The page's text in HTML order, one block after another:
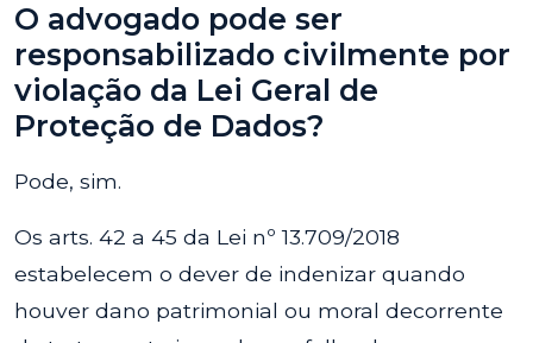
O advogado pode ser
responsabilizado civilmente por
violação da Lei Geral de
Proteção de Dados?
Pode, sim.
Os arts. 42 a 45 da Lei nº 13.709/2018
estabelecem o dever de indenizar quando
houver dano patrimonial ou moral decorrente